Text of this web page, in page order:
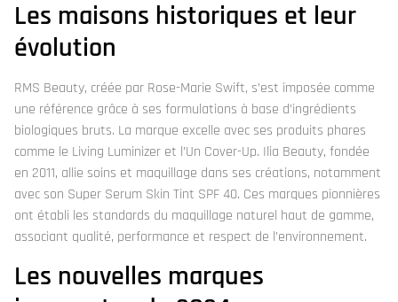
Les maisons historiques et leur
évolution
RMS Beauty, créée par Rose-Marie Swift, s’est imposée comme
une référence grâce à ses formulations à base d’ingrédients
biologiques bruts. La marque excelle avec ses produits phares
comme le Living Luminizer et l’Un Cover-Up. Ilia Beauty, fondée
en 2011, allie soins et maquillage dans ses créations, notamment
avec son Super Serum Skin Tint SPF 40. Ces marques pionnières
ont établi les standards du maquillage naturel haut de gamme,
associant qualité, performance et respect de l’environnement.
Les nouvelles marques